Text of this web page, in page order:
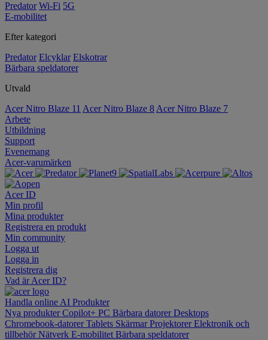
Predator Wi-Fi 5G
E-mobilitet
Efter kategori
Predator Elcyklar Elskotrar
Bärbara speldatorer
Utvald
Acer Nitro Blaze 11 Acer Nitro Blaze 8 Acer Nitro Blaze 7
Arbete
Utbildning
Support
Evenemang
Acer-varumärken
Acer ID
Min profil
Mina produkter
Registrera en produkt
Min community
Logga ut
Logga in
Registrera dig
Vad är Acer ID?
Handla online AI Produkter
Nya produkterCopilot+ PC Bärbara datorerDesktops
Chromebook-datorerTablets SkärmarProjektorerElektronik och
tillbehörNätverk E-mobilitet Bärbara speldatorer